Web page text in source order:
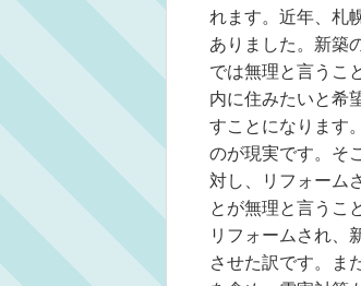
れます。近年、札
ありました。新築
では無理と言うこ
内に住みたいと希
すことになります
のが現実です。そ
対し、リフォーム
とが無理と言うこ
リフォームされ、
させた訳です。ま